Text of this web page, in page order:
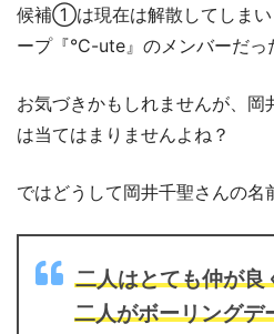
候補①は現在は解散してしまい
ープ『°C-ute』のメンバーだっ
お気づきかもしれませんが、岡
は当てはまりませんよね？
ではどうして岡井千聖さんの名
二人はとても仲が
二人がボーリングデ